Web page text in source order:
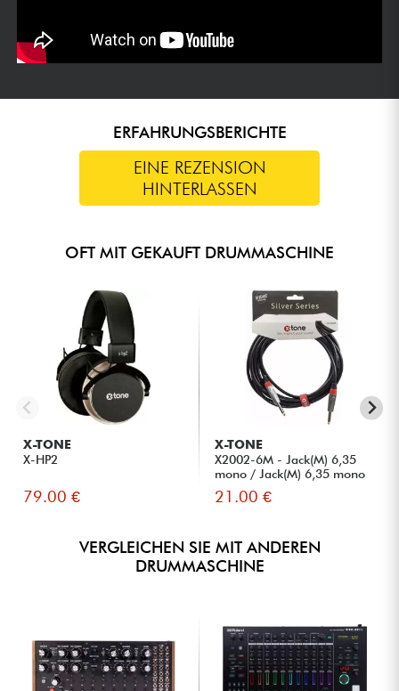
Komplettes Bundle mit vier der renommiertesten analogen
Schlagzeugmodule im Eurorack-Format.
größerer Flexibilität.
Integrierte Drive- und Distortion-Schaltungen zur
Bereicherung der rhythmischen Texturen.
Modernisiertes Design von Erica Synths mit rauscharmen
modularen Rhythmusgruppe, die skalierbar ist.
FÜR WEN IST DAS PRODUKT BESTIMMT?
An Eurorack-Nutzer, die ein komplettes analoges
Schlagzeug in ihrem modularen System haben möchten.
Produzenten elektronischer Musik, die nach
leistungsstarken, skalierbaren Schlagzeugsounds suchen.
Live-Performer, die ihre Rhythmen in Echtzeit manipulieren
möchten.
Sounddesigner, die an der Erstellung experimenteller
Liebhaber der TR-808- und TR-909-Sounds, die sich einen
Umgebung wünschen.
ERFAHRUNGSBERICHTE
EINE REZENSION
HINTERLASSEN
OFT MIT GEKAUFT DRUMMASCHINE
X-TONE
X-HP2
79.00 €
X-TONE
X2002-6M - Jack(M) 6,35
mono / Jack(M) 6,35 mono
S...
21.00 €
VERGLEICHEN SIE MIT ANDEREN
DRUMMASCHINE